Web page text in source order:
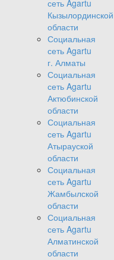
сеть Agartu
Кызылординской
области
Социальная
сеть Agartu
г. Алматы
Социальная
сеть Agartu
Актюбинской
области
Социальная
сеть Agartu
Атырауской
области
Социальная
сеть Agartu
Жамбылской
области
Социальная
сеть Agartu
Алматинской
области